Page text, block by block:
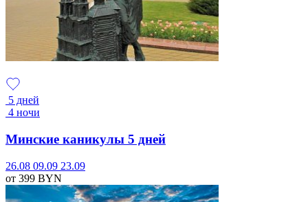
5 дней
4 ночи
Минские каникулы 5 дней
26.08 09.09 23.09
от 399 BYN